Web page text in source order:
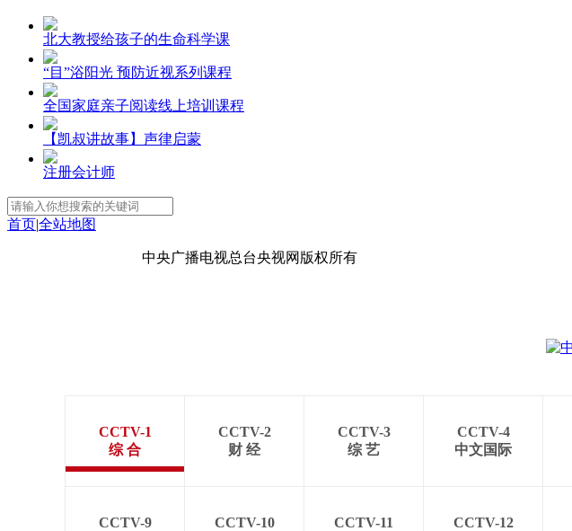
北大教授给孩子的生命科学课
“目”浴阳光 预防近视系列课程
全国家庭亲子阅读线上培训课程
【凯叔讲故事】声律启蒙
注册会计师
首页|全站地图
中央广播电视总台央视网 版权所有
CCTV-1
综 合
CCTV-2
财 经
CCTV-3
综 艺
CCTV-4
中文国际
CCTV-9
CCTV-10
CCTV-11
CCTV-12